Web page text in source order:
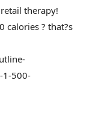
therapy!
calories ? that?s
1-500-